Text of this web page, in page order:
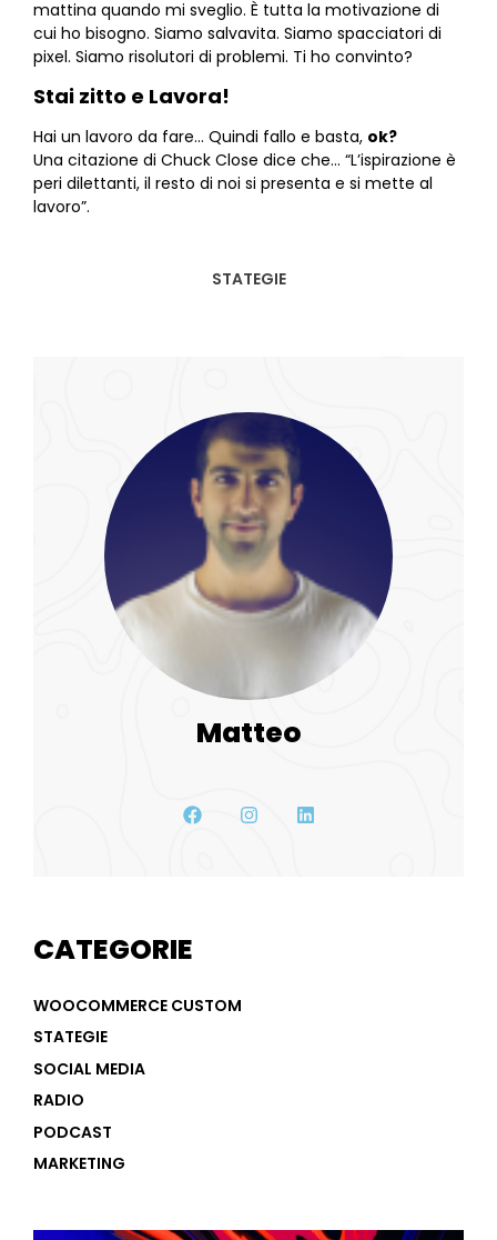
mattina quando mi sveglio. È tutta la motivazione di
cui ho bisogno. Siamo salvavita. Siamo spacciatori di
pixel. Siamo risolutori di problemi. Ti ho convinto?
Stai zitto e Lavora!
Hai un lavoro da fare… Quindi fallo e basta, ok?
Una citazione di Chuck Close dice che… “L’ispirazione è
peri dilettanti, il resto di noi si presenta e si mette al
lavoro”.
STATEGIE
Matteo
CATEGORIE
WOOCOMMERCE CUSTOM
STATEGIE
SOCIAL MEDIA
RADIO
PODCAST
MARKETING